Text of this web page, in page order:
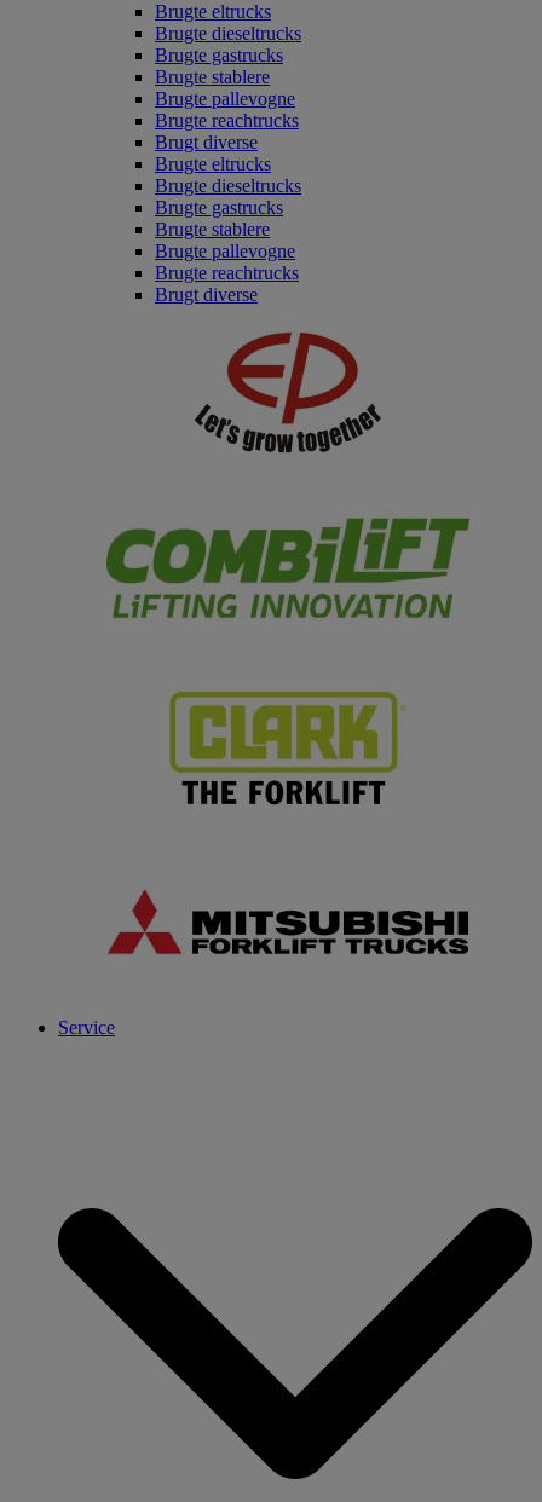
Brugte eltrucks
Brugte dieseltrucks
Brugte gastrucks
Brugte stablere
Brugte pallevogne
Brugte reachtrucks
Brugt diverse
Brugte eltrucks
Brugte dieseltrucks
Brugte gastrucks
Brugte stablere
Brugte pallevogne
Brugte reachtrucks
Brugt diverse
Service